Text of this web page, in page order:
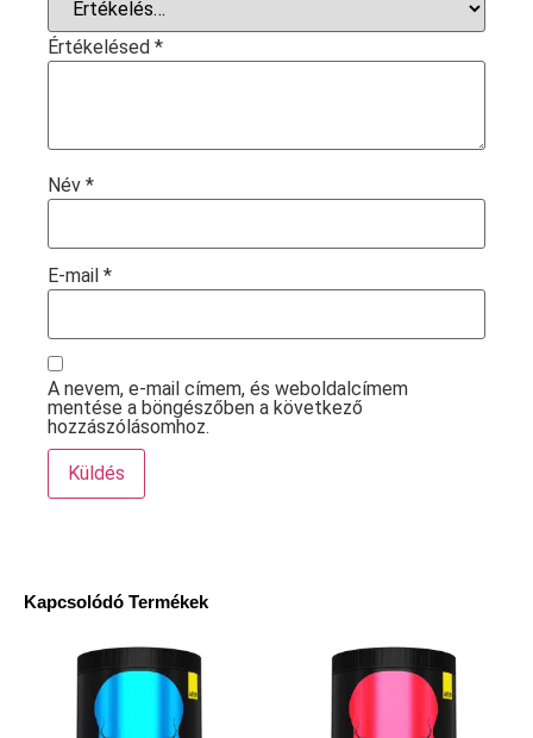
Kapcsolódó Termékek
Értékelésed *
Név *
E-mail *
A nevem, e-mail címem, és weboldalcímem
mentése a böngészőben a következő
hozzászólásomhoz.